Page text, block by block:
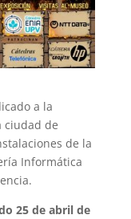
a la
ciudad de
de la
Informática
25 de abril de